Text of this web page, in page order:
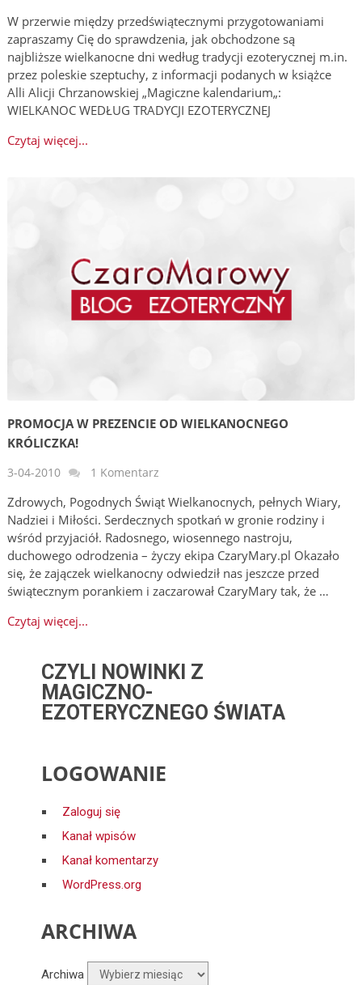
W przerwie między przedświątecznymi przygotowaniami
zapraszamy Cię do sprawdzenia, jak obchodzone są
najbliższe wielkanocne dni według tradycji ezoterycznej m.in.
przez poleskie szeptuchy, z informacji podanych w książce
Alli Alicji Chrzanowskiej „Magiczne kalendarium„:
WIELKANOC WEDŁUG TRADYCJI EZOTERYCZNEJ
Czytaj więcej...
PROMOCJA W PREZENCIE OD WIELKANOCNEGO
KRÓLICZKA!
3-04-2010 1 Komentarz
Zdrowych, Pogodnych Świąt Wielkanocnych, pełnych Wiary,
Nadziei i Miłości. Serdecznych spotkań w gronie rodziny i
wśród przyjaciół. Radosnego, wiosennego nastroju,
duchowego odrodzenia – życzy ekipa CzaryMary.pl Okazało
się, że zajączek wielkanocny odwiedził nas jeszcze przed
świątecznym porankiem i zaczarował CzaryMary tak, że …
Czytaj więcej...
CZYLI NOWINKI Z
MAGICZNO-
EZOTERYCZNEGO ŚWIATA
LOGOWANIE
Zaloguj się
Kanał wpisów
Kanał komentarzy
WordPress.org
ARCHIWA
Archiwa